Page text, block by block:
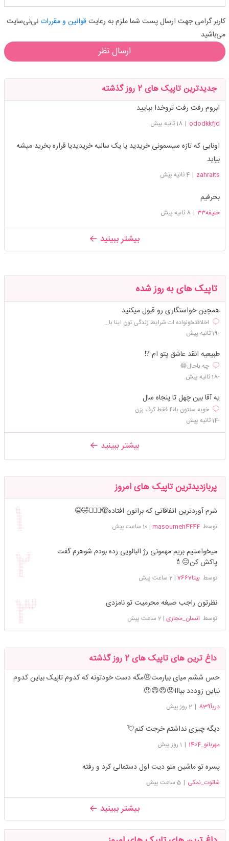
کاربر گرامی جهت ارسال پست شما ملزم به رعایت قوانین و مقرراتنی‌نی‌سایت
می‌باشید
ارسال نظر
جدیدترین تاپیک های 2 روز گذشته
ابروم رفت رفت تروخدا بیایید
ododkkfjd
| 18 ثانیه پیش
اونایی که تازه سیسمونی خریدید یا یک سالیه خریدیدیا قراره بخرید میشه
بیاید
zahraits
| 4 ثانیه پیش
بحرفیم
حنیفه۳۳ | 8 ثانیه پیش
بیشتر ببینید
تاپیک های به روز شده
همچین خواستگاری رو قبول میکنید
اخلاقتخونواده ات شرایط زندگی تون اینا با...
-19 ثانیه پیش
طبیعیه انقد عاشق پتو ام ⁉️
چه باحال😂
-18 ثانیه پیش
یه آقا بین چهل تا پنجاه سال
خوبه سنتون با۴۰ فقط کرف بزن
-14 ثانیه پیش
بیشتر ببینید
پربازدیدترین تاپیک های امروز
شرم آوردترین اتفاقاتی که براتون افتاده🫣🤦🏻‍♀️🤣😂
توسطmasoumeh4444
| 10 ساعت پیش
میخواستیم بریم مهمونی رژ البالویی زده بودم شوهرم گفت
پاکش کن😑💄
توسطبیتا7667 | 2 ساعت پیش
نظرتون راجب صیغه محرمیت تو نامزدی
توسط انسان_مجازی | 2 ساعت پیش
داغ ترین های تاپیک های 2 روز گذشته
حس ششم میای بیارمت😠مگه دست خودتونه که کدوم تاپیک بیاین کدوم
نیاین زوددد بیااا😡😠😠😠
دریآ839 | 2 روز پیش
دیگه چیزی نداشتم خرجت کنم💘
مهربانو_1404 | 1 روز پیش
پسره تو ماشین منو دیت اول دستمالی کرد و رفته
شاتوت_نمکی | 5 ساعت پیش
بیشتر ببینید